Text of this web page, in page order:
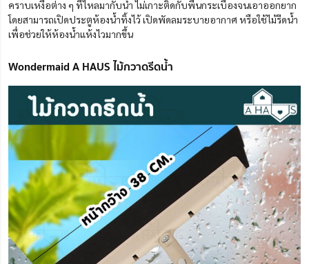
คราบเหงื่อต่าง ๆ ที่ไหลมากับน้ำ ไม่เกาะติดกับพื้นกระเบื้องจนเอาออกยาก
โดยสามารถเปิดประตูห้องน้ำทิ้งไว้ เปิดพัดลมระบายอากาศ หรือใช้ไม้รีดน้ำ
เพื่อช่วยให้ห้องน้ำแห้งไวมากขึ้น
Wondermaid A HAUS ไม้กวาดรีดน้ำ